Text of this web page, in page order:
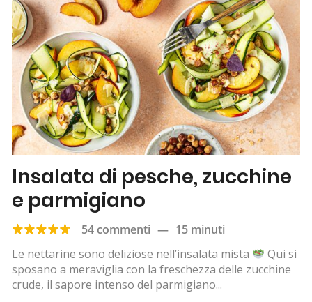
Insalata di pesche, zucchine
e parmigiano
54 commenti — 15 minuti
Le nettarine sono deliziose nell’insalata mista
Qui si
sposano a meraviglia con la freschezza delle zucchine
crude, il sapore intenso del parmigiano...